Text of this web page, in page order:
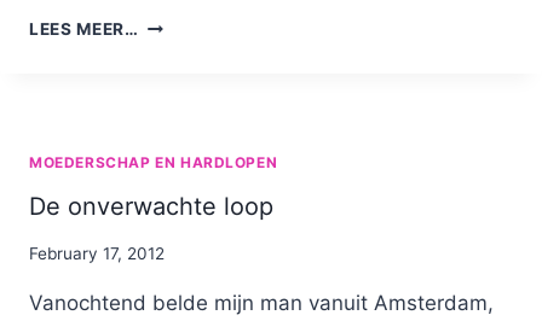
LEES MEER… HARDLOPEN
MOEDERSCHAP EN HARDLOPEN
De onverwachte loop
By
February 17, 2012
Vanochtend belde mijn man vanuit Amsterdam,